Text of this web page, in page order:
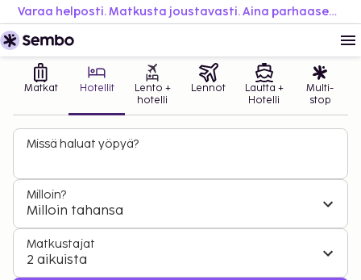
Varaa helposti. Matkusta joustavasti. Aina parhaaseen hintaan.
Matkat Hotellit
Lento +
hotelli
Lennot
Lautta +
Hotelli
Multi-
stop
Missä haluat yöpyä?
Milloin?
Milloin tahansa
Matkustajat
2 aikuista